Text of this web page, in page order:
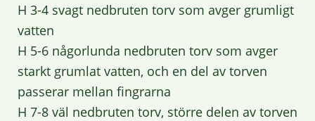
H 3-4 svagt nedbruten torv som avger grumligt
vatten
H 5-6 någorlunda nedbruten torv som avger
starkt grumlat vatten, och en del av torven
passerar mellan fingrarna
H 7-8 väl nedbruten torv, större delen av torven